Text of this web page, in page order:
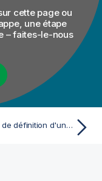
cette page ou
une étape
– faites-le-nous
Exemple de définition d'une règle de rapprochement ayant des clés de rapprochement mappées vers des éléments de type simple de plusieurs entités